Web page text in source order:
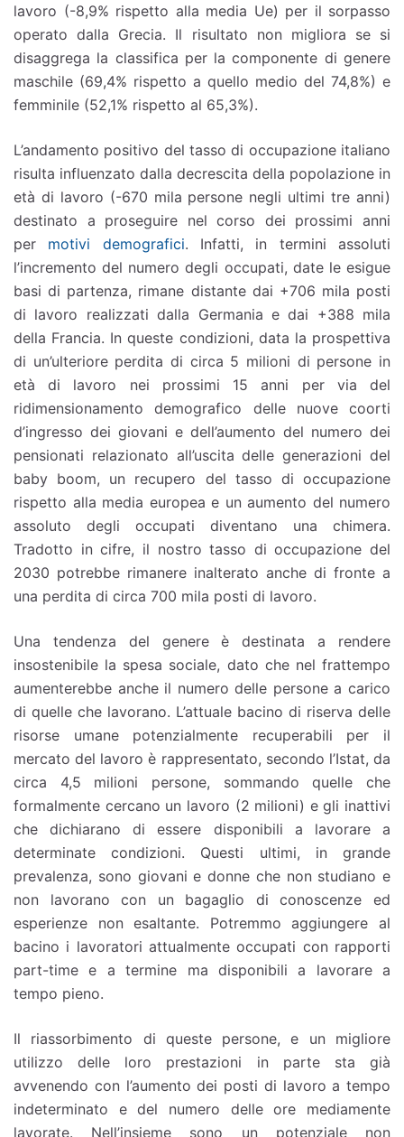
lavoro (-8,9% rispetto alla media Ue) per il sorpasso
operato dalla Grecia. Il risultato non migliora se si
disaggrega la classifica per la componente di genere
maschile (69,4% rispetto a quello medio del 74,8%) e
femminile (52,1% rispetto al 65,3%).
L’andamento positivo del tasso di occupazione italiano
risulta influenzato dalla decrescita della popolazione in
età di lavoro (-670 mila persone negli ultimi tre anni)
destinato a proseguire nel corso dei prossimi anni
per motivi demografici. Infatti, in termini assoluti
l’incremento del numero degli occupati, date le esigue
basi di partenza, rimane distante dai +706 mila posti
di lavoro realizzati dalla Germania e dai +388 mila
della Francia. In queste condizioni, data la prospettiva
di un’ulteriore perdita di circa 5 milioni di persone in
età di lavoro nei prossimi 15 anni per via del
ridimensionamento demografico delle nuove coorti
d’ingresso dei giovani e dell’aumento del numero dei
pensionati relazionato all’uscita delle generazioni del
baby boom, un recupero del tasso di occupazione
rispetto alla media europea e un aumento del numero
assoluto degli occupati diventano una chimera.
Tradotto in cifre, il nostro tasso di occupazione del
2030 potrebbe rimanere inalterato anche di fronte a
una perdita di circa 700 mila posti di lavoro.
Una tendenza del genere è destinata a rendere
insostenibile la spesa sociale, dato che nel frattempo
aumenterebbe anche il numero delle persone a carico
di quelle che lavorano. L’attuale bacino di riserva delle
risorse umane potenzialmente recuperabili per il
mercato del lavoro è rappresentato, secondo l’Istat, da
circa 4,5 milioni persone, sommando quelle che
formalmente cercano un lavoro (2 milioni) e gli inattivi
che dichiarano di essere disponibili a lavorare a
determinate condizioni. Questi ultimi, in grande
prevalenza, sono giovani e donne che non studiano e
non lavorano con un bagaglio di conoscenze ed
esperienze non esaltante. Potremmo aggiungere al
bacino i lavoratori attualmente occupati con rapporti
part-time e a termine ma disponibili a lavorare a
tempo pieno.
Il riassorbimento di queste persone, e un migliore
utilizzo delle loro prestazioni in parte sta già
avvenendo con l’aumento dei posti di lavoro a tempo
indeterminato e del numero delle ore mediamente
lavorate. Nell’insieme sono un potenziale non